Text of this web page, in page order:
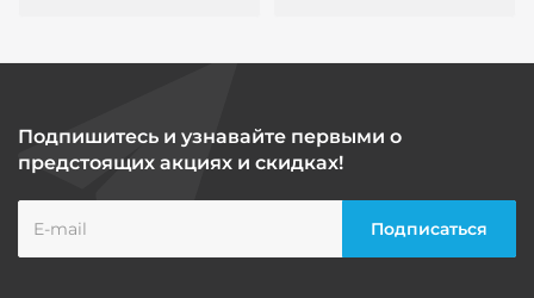
Подпишитесь и узнавайте первыми о
предстоящих акциях и скидках!